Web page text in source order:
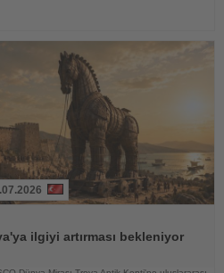
ilgiyi artırması bekleniyor